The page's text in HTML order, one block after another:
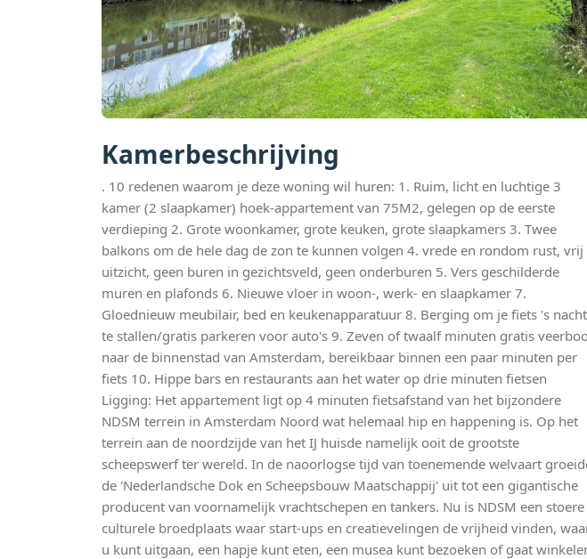
Kamerbeschrijving
. 10 redenen waarom je deze woning wil huren: 1. Ruim, licht en luchtige 3
kamer (2 slaapkamer) hoek-appartement van 75M2, gelegen op de eerste
verdieping 2. Grote woonkamer, grote keuken, grote slaapkamers 3. Twee
balkons om de hele dag de zon te kunnen volgen 4. vrede en rondom rust, vrij
uitzicht, geen buren in gezichtsveld, geen onderburen 5. Vers geschilderde
muren en plafonds 6. Nieuwe vloer in woon-, werk- en slaapkamer 7.
Gloednieuw meubilair, bed en keukenapparatuur 8. Berging om je fiets 's
te stallen/gratis parkeren voor auto's 9. Zeven of twaalf minuten gratis
naar de binnenstad van Amsterdam, bereikbaar binnen een paar minuten per
fiets 10. Hippe bars en restaurants aan het water op drie minuten fietsen
Ligging: Het appartement ligt op 4 minuten fietsafstand van het bijzondere
NDSM terrein in Amsterdam Noord wat helemaal hip en happening is. Op het
terrein aan de noordzijde van het IJ huisde namelijk ooit de grootste
scheepswerf ter wereld. In de naoorlogse tijd van toenemende welvaart
de 'Nederlandsche Dok en Scheepsbouw Maatschappij' uit tot een gigantische
producent van voornamelijk vrachtschepen en tankers. Nu is NDSM een stoere
culturele broedplaats waar start-ups en creatievelingen de vrijheid vinden,
u kunt uitgaan, een hapje kunt eten, een musea kunt bezoeken of gaat